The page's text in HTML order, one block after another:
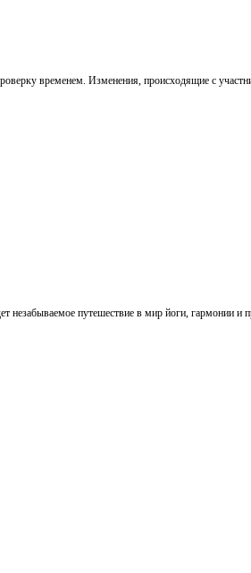
временем. Изменения, происходящие с
незабываемое путешествие в мир йоги, гармонии и